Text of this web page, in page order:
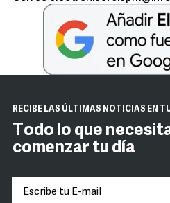
RECIBE LAS ÚLTIMAS NOTICIAS EN
Todo lo que
comenzar tu día